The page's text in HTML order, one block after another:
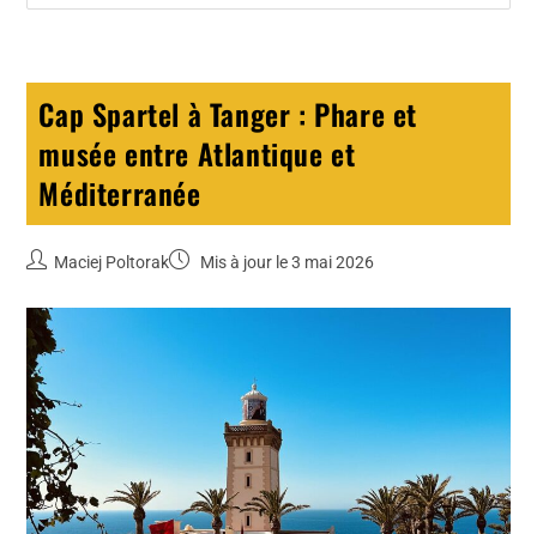
Cap Spartel à Tanger : Phare et
musée entre Atlantique et
Méditerranée
Maciej Poltorak Mis à jour le 3 mai 2026